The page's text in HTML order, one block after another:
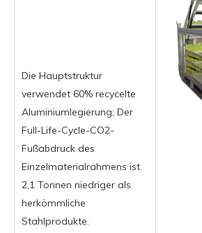
Die Hauptstruktur
verwendet 60% recycelte
Aluminiumlegierung; Der
Full-Life-Cycle-CO2-
Fußabdruck des
Einzelmaterialrahmens ist
2,1 Tonnen niedriger als
herkömmliche
Stahlprodukte.